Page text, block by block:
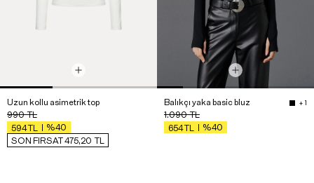
Uzun kollu asimetrik top
990TL
594TL
%40
SON FIRSAT 475,20
Balıkçı yaka basic bluz + 1
1.090TL
654TL %40